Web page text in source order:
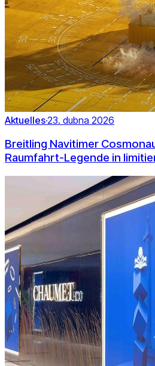
Aktuelles·23. dubna 2026
Breitling Navitimer
Raumfahrt-Legende in